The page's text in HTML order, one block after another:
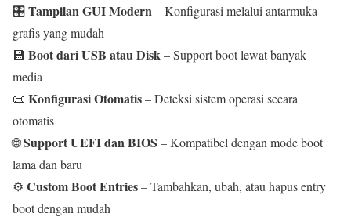
🎛️Tampilan GUI Modern– Konfigurasi melalui antarmuka
grafis yang mudah
💾 Boot dari USB atau Disk– Support boot lewat banyak
media
📜 Konfigurasi Otomatis– Deteksi sistem operasi secara
otomatis
🌐Support UEFI dan BIOS – Kompatibel dengan mode boot
lama dan baru
⚙️ Custom Boot Entries– Tambahkan, ubah, atau hapus entry
boot dengan mudah